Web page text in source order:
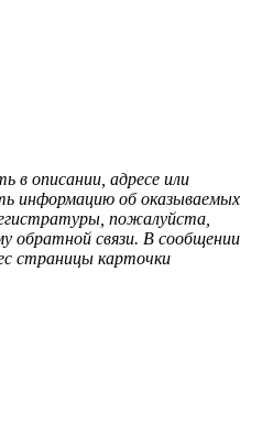
в описании, адресе или
информацию об оказываемых
пожалуйста,
обратной связи. В сообщении
страницы карточки